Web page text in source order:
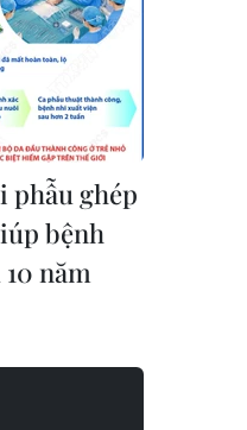
phẫu ghép
bệnh
năm